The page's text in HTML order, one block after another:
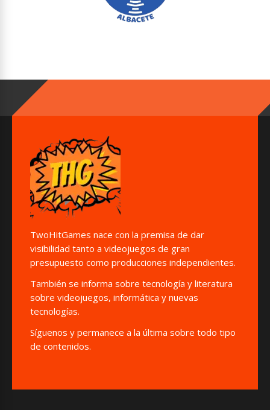
TwoHitGames nace con la premisa de dar
visibilidad tanto a videojuegos de gran
presupuesto como producciones independientes.
También se informa sobre tecnología y literatura
sobre videojuegos, informática y nuevas
tecnologías.
Síguenos y permanece a la última sobre todo tipo
de contenidos.